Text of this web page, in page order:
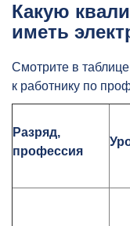
Какую
иметь
Смотрите в
к работнику по
Разряд,
профессия